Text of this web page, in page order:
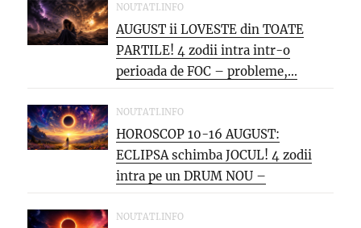
NOUTATI.INFO
AUGUST ii LOVESTE din TOATE
PARTILE! 4 zodii intra intr-o
perioada de FOC – probleme,...
NOUTATI.INFO
HOROSCOP 10-16 AUGUST:
ECLIPSA schimba JOCUL! 4 zodii
intra pe un DRUM NOU –
oportunitati...
NOUTATI.INFO